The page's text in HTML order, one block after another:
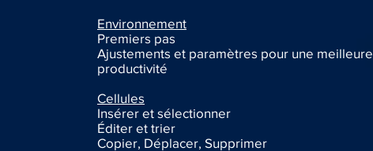
Environnement
Premiers pas
Ajustements et paramètres pour une meilleure
productivité
Cellules
Insérer et sélectionner
Éditer et trier
Copier, Déplacer, Supprimer